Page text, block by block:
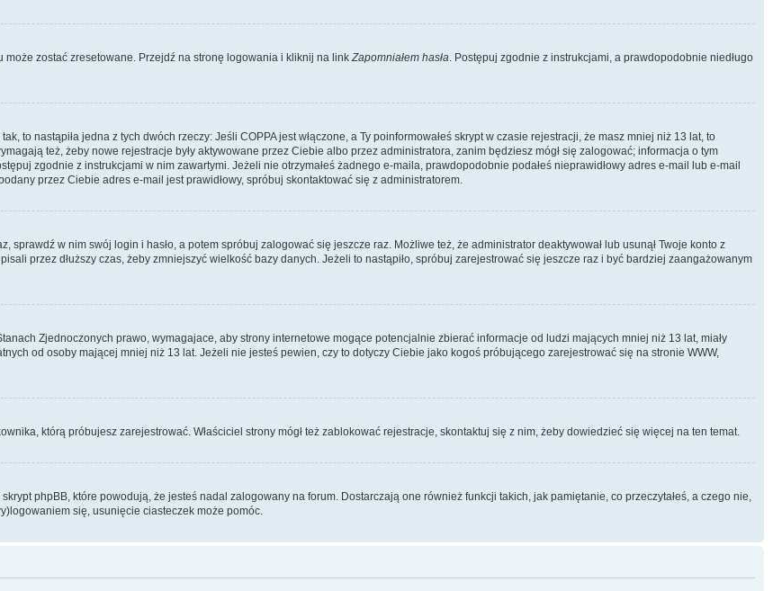
może zostać zresetowane. Przejdź na stronę logowania i kliknij na linkZapomniałem hasła. Postępuj zgodnie z instrukcjami, a prawdopodobnie niedługo
to nastąpiła jedna z tych dwóch rzeczy: Jeśli COPPA jest włączone, a Ty poinformowałeś skrypt w czasie rejestracji, że masz mniej niż 13 lat, to
też, żeby nowe rejestracje były aktywowane przez Ciebie albo przez administratora, zanim będziesz mógł się zalogować; informacja o tym
zgodnie z instrukcjami w nim zawartymi. Jeżeli nie otrzymałeś żadnego e-maila, prawdopodobnie podałeś nieprawidłowy adres e-mail lub e-mail
przez Ciebie adres e-mail jest prawidłowy, spróbuj skontaktować się z administratorem.
sprawdź w nim swój login i hasło, a potem spróbuj zalogować się jeszcze raz. Możliwe też, że administrator deaktywował lub usunął Twoje konto z
przez dłuższy czas, żeby zmniejszyć wielkość bazy danych. Jeżeli to nastąpiło, spróbuj zarejestrować się jeszcze raz i być bardziej zaangażowanym
Zjednoczonych prawo, wymagajace, aby strony internetowe mogące potencjalnie zbierać informacje od ludzi mających mniej niż 13 lat, miały
od osoby mającej mniej niż 13 lat. Jeżeli nie jesteś pewien, czy to dotyczy Ciebie jako kogoś próbującego zarejestrować się na stronie WWW,
którą próbujesz zarejestrować. Właściciel strony mógł też zablokować rejestracje, skontaktuj się z nim, żeby dowiedzieć się więcej na ten temat.
phpBB, które powodują, że jesteś nadal zalogowany na forum. Dostarczają one również funkcji takich, jak pamiętanie, co przeczytałeś, a czego nie,
się, usunięcie ciasteczek może pomóc.